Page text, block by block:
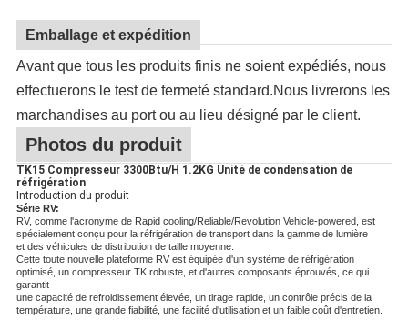
Emballage et expédition
Avant que tous les produits finis ne soient expédiés, nous
effectuerons le test de fermeté standard.Nous livrerons les
marchandises au port ou au lieu désigné par le client.
Photos du produit
TK15 Compresseur 3300Btu/H 1.2KG Unité de condensation de
réfrigération
Introduction du produit
Série RV:
RV, comme l'acronyme de Rapid cooling/Reliable/Revolution Vehicle-powered, est
spécialement conçu pour la réfrigération de transport dans la gamme de lumière
et des véhicules de distribution de taille moyenne.
Cette toute nouvelle plateforme RV est équipée d'un système de réfrigération
optimisé, un compresseur TK robuste, et d'autres composants éprouvés, ce qui
garantit
une capacité de refroidissement élevée, un tirage rapide, un contrôle précis de la
température, une grande fiabilité, une facilité d'utilisation et un faible coût d'entretien.